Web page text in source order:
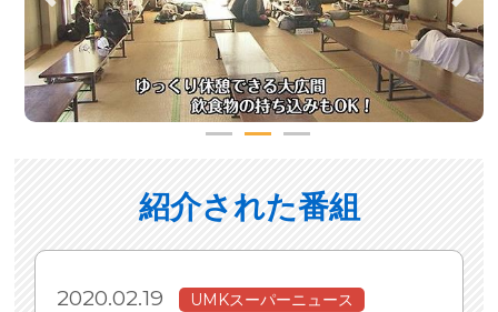
紹介された番組
2020.02.19 UMKスーパーニュース